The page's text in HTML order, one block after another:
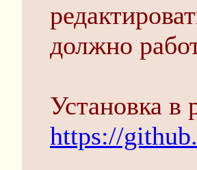
должно
Установка в
https://